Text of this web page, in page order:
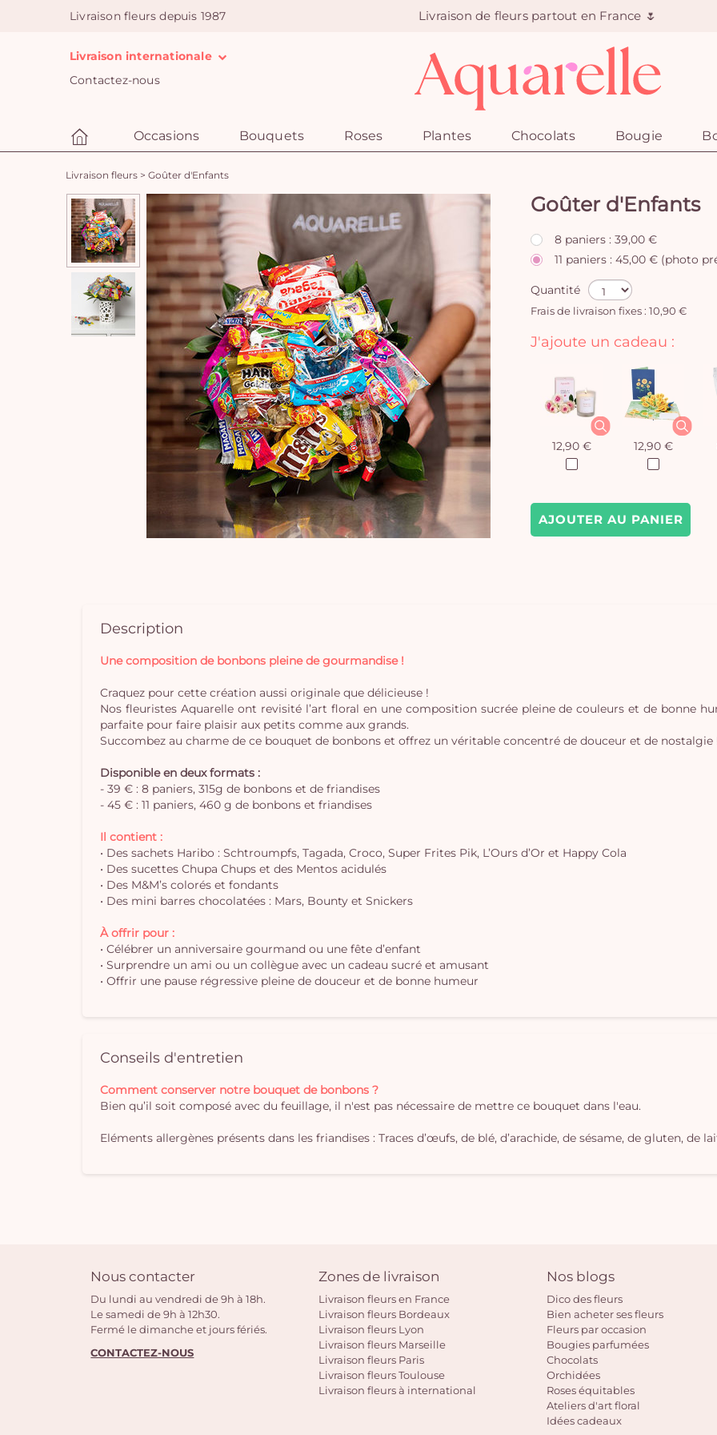
Livraison fleurs depuis 1987 Livraison de fleurs partout en France 🌷
Livraison internationale
Contactez-nous
Occasions Bouquets Roses Plantes Chocolats Bougie
Livraison fleurs > Goûter d'Enfants
Goûter d'Enfants
8 paniers : 39,00 €
11 paniers : 45,00 € (photo
Quantité
Frais de livraison fixes : 10,90 €
AJOUTER AU PANIER
J'ajoute un cadeau :
12,90 € 12,90 €
Description
Une composition de bonbons pleine de gourmandise !
Craquez pour cette création aussi originale que délicieuse !
Nos fleuristes Aquarelle ont revisité l’art floral en une composition sucrée pleine de couleurs et de bonne
parfaite pour faire plaisir aux petits comme aux grands.
Succombez au charme de ce bouquet de bonbons et offrez un véritable concentré de douceur et de nostalgie
Disponible en deux formats :
- 39 € : 8 paniers, 315g de bonbons et de friandises
- 45 € : 11 paniers, 460 g de bonbons et friandises
Il contient :
• Des sachets Haribo : Schtroumpfs, Tagada, Croco, Super Frites Pik, L’Ours d’Or et Happy Cola
• Des sucettes Chupa Chups et des Mentos acidulés
• Des M&M’s colorés et fondants
• Des mini barres chocolatées : Mars, Bounty et Snickers
À offrir pour :
• Célébrer un anniversaire gourmand ou une fête d’enfant
• Surprendre un ami ou un collègue avec un cadeau sucré et amusant
• Offrir une pause régressive pleine de douceur et de bonne humeur
Conseils d'entretien
Comment conserver notre bouquet de bonbons ?
Bien qu’il soit composé avec du feuillage, il n'est pas nécessaire de mettre ce bouquet dans l'eau.
Eléments allergènes présents dans les friandises : Traces d’œufs, de blé, d’arachide, de sésame, de gluten, de
Nous contacter
Du lundi au vendredi de 9h à 18h.
Le samedi de 9h à 12h30.
Fermé le dimanche et jours fériés.
CONTACTEZ-NOUS
Zones de livraison
Livraison fleurs en France
Livraison fleurs Bordeaux
Livraison fleurs Lyon
Livraison fleurs Marseille
Livraison fleurs Paris
Livraison fleurs Toulouse
Livraison fleurs à international
Nos blogs
Dico des fleurs
Bien acheter ses fleurs
Fleurs par occasion
Bougies parfumées
Chocolats
Orchidées
Roses équitables
Ateliers d'art floral
Idées cadeaux